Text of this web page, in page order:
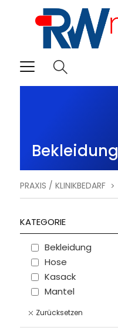
Bekleidung
PRAXIS / KLINIKBEDARF
KATEGORIE
Bekleidung
Hose
Kasack
Mantel
Zurücksetzen